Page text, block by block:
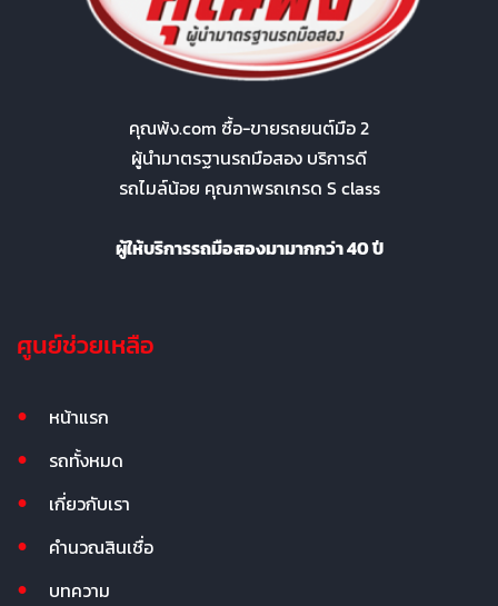
คุณพ้ง.com ซื้อ-ขายรถยนต์มือ 2
ผู้นำมาตรฐานรถมือสอง บริการดี
รถไมล์น้อย คุณภาพรถเกรด S class
ผู้ให้บริการรถมือสองมามากกว่า 40 ปี
ศูนย์ช่วยเหลือ
หน้าแรก
รถทั้งหมด
เกี่ยวกับเรา
คำนวณสินเชื่อ
บทความ